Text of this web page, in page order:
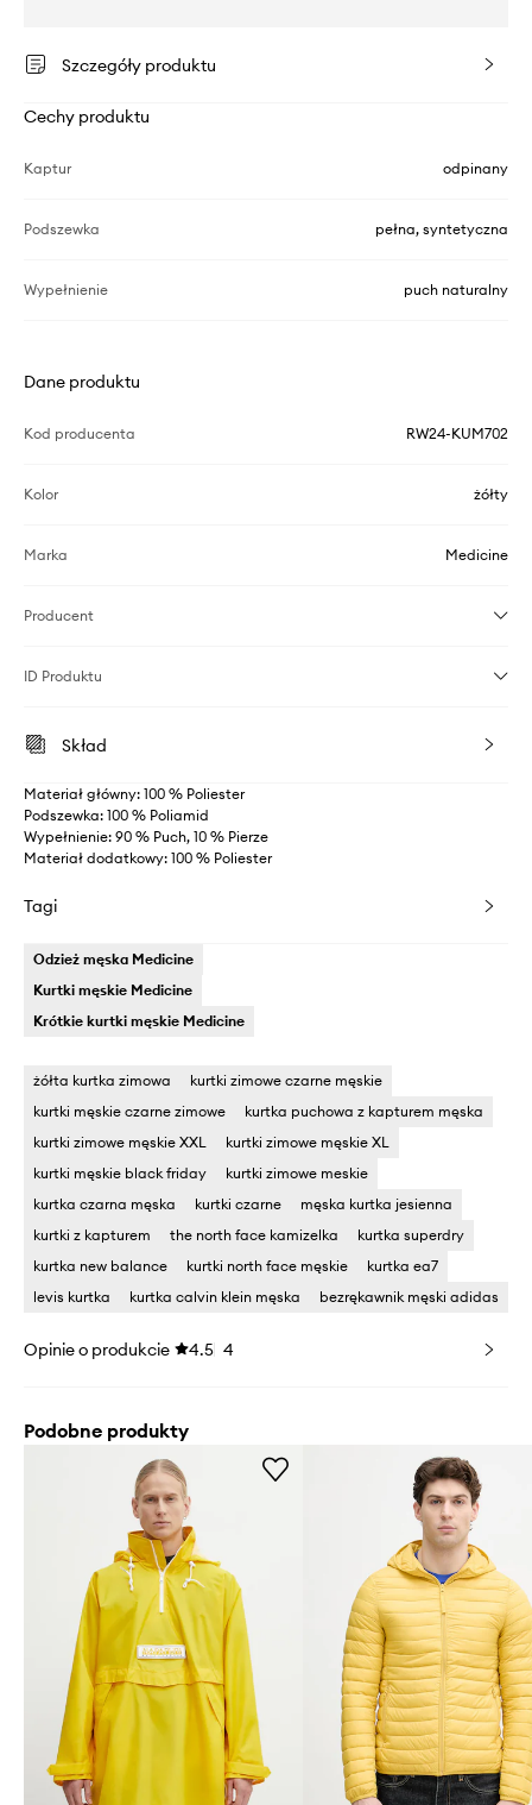
Szczegóły produktu
Cechy produktu
Kaptur odpinany
Podszewka pełna, syntetyczna
Wypełnienie puch naturalny
Dane produktu
Kod producenta RW24-KUM702
Kolor żółty
Marka Medicine
Producent
ID Produktu
Skład
Materiał główny: 100 % Poliester
Podszewka: 100 % Poliamid
Wypełnienie: 90 % Puch, 10 % Pierze
Materiał dodatkowy: 100 % Poliester
Tagi
Odzież męska Medicine
Kurtki męskie Medicine
Krótkie kurtki męskie Medicine
żółta kurtka zimowa
kurtki zimowe czarne męskie
kurtki męskie czarne zimowe
kurtka puchowa z kapturem męska
kurtki zimowe męskie XXL
kurtki zimowe męskie XL
kurtki męskie black friday
kurtki zimowe meskie
kurtka czarna męska
kurtki czarne
męska kurtka jesienna
kurtki z kapturem
the north face kamizelka
kurtka superdry
kurtka new balance
kurtki north face męskie
kurtka ea7
levis kurtka
kurtka calvin klein męska bezrękawnik męski adidas
Opinie o produkcie 4.5 4
Podobne produkty